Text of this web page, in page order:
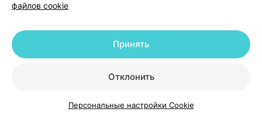
«Светолечение и плазмотерапия
назначаются в программах
волос и способствуют более
восстановительному периоду, а также
файлов cookie
Отклонить
Принять
Персональные настройки Cookie